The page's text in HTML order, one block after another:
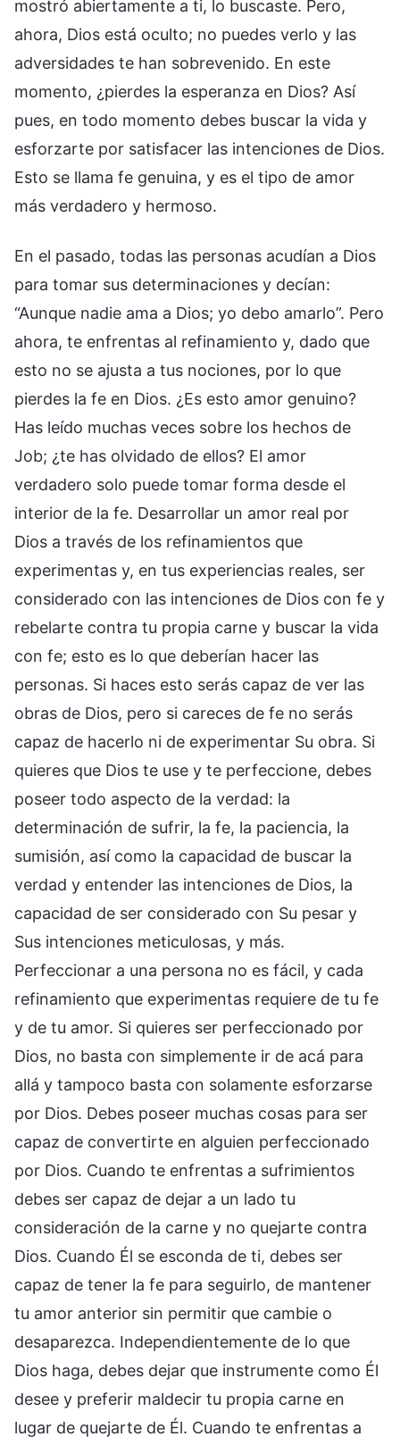
mostró abiertamente a ti, lo buscaste. Pero,
ahora, Dios está oculto; no puedes verlo y las
adversidades te han sobrevenido. En este
momento, ¿pierdes la esperanza en Dios? Así
pues, en todo momento debes buscar la vida y
esforzarte por satisfacer las intenciones de Dios.
Esto se llama fe genuina, y es el tipo de amor
más verdadero y hermoso.
En el pasado, todas las personas acudían a Dios
para tomar sus determinaciones y decían:
“Aunque nadie ama a Dios; yo debo amarlo”. Pero
ahora, te enfrentas al refinamiento y, dado que
esto no se ajusta a tus nociones, por lo que
pierdes la fe en Dios. ¿Es esto amor genuino?
Has leído muchas veces sobre los hechos de
Job; ¿te has olvidado de ellos? El amor
verdadero solo puede tomar forma desde el
interior de la fe. Desarrollar un amor real por
Dios a través de los refinamientos que
experimentas y, en tus experiencias reales, ser
considerado con las intenciones de Dios con fe y
rebelarte contra tu propia carne y buscar la vida
con fe; esto es lo que deberían hacer las
personas. Si haces esto serás capaz de ver las
obras de Dios, pero si careces de fe no serás
capaz de hacerlo ni de experimentar Su obra. Si
quieres que Dios te use y te perfeccione, debes
poseer todo aspecto de la verdad: la
determinación de sufrir, la fe, la paciencia, la
sumisión, así como la capacidad de buscar la
verdad y entender las intenciones de Dios, la
capacidad de ser considerado con Su pesar y
Sus intenciones meticulosas, y más.
Perfeccionar a una persona no es fácil, y cada
refinamiento que experimentas requiere de tu fe
y de tu amor. Si quieres ser perfeccionado por
Dios, no basta con simplemente ir de acá para
allá y tampoco basta con solamente esforzarse
por Dios. Debes poseer muchas cosas para ser
capaz de convertirte en alguien perfeccionado
por Dios. Cuando te enfrentas a sufrimientos
debes ser capaz de dejar a un lado tu
consideración de la carne y no quejarte contra
Dios. Cuando Él se esconda de ti, debes ser
capaz de tener la fe para seguirlo, de mantener
tu amor anterior sin permitir que cambie o
desaparezca. Independientemente de lo que
Dios haga, debes dejar que instrumente como Él
desee y preferir maldecir tu propia carne en
lugar de quejarte de Él. Cuando te enfrentas a